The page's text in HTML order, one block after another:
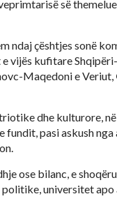
së
ndaj çështjes sonë
vijës kufitare
Maqedoni e Veriut,
dhe kulturore,
pasi askush
ose bilanc, e
universitet